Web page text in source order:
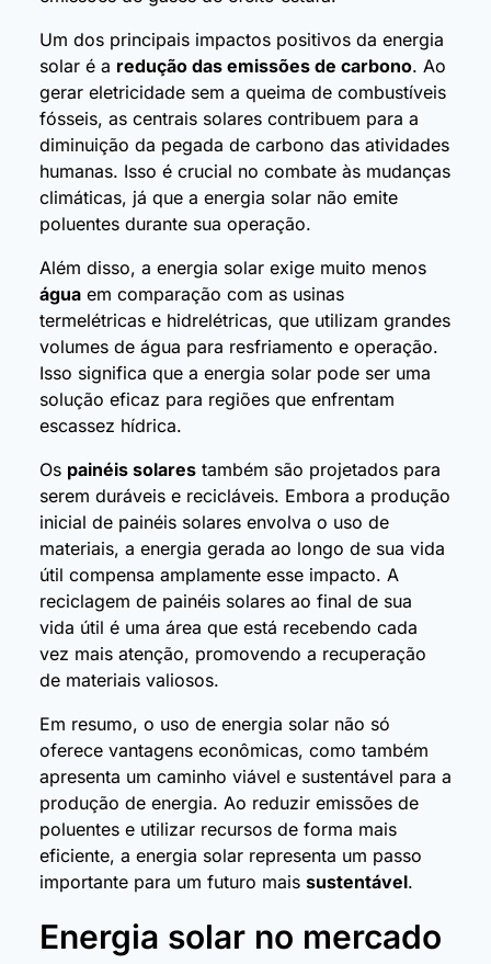
Um dos principais impactos positivos da energia
solar é a redução das emissões de carbono. Ao
gerar eletricidade sem a queima de combustíveis
fósseis, as centrais solares contribuem para a
diminuição da pegada de carbono das atividades
humanas. Isso é crucial no combate às mudanças
climáticas, já que a energia solar não emite
poluentes durante sua operação.
Além disso, a energia solar exige muito menos
águaem comparação com as usinas
termelétricas e hidrelétricas, que utilizam grandes
volumes de água para resfriamento e operação.
Isso significa que a energia solar pode ser uma
solução eficaz para regiões que enfrentam
escassez hídrica.
Os painéis solarestambém são projetados para
serem duráveis e recicláveis. Embora a produção
inicial de painéis solares envolva o uso de
materiais, a energia gerada ao longo de sua vida
útil compensa amplamente esse impacto. A
reciclagem de painéis solares ao final de sua
vida útil é uma área que está recebendo cada
vez mais atenção, promovendo a recuperação
de materiais valiosos.
Em resumo, o uso de energia solar não só
oferece vantagens econômicas, como também
apresenta um caminho viável e sustentável para a
produção de energia. Ao reduzir emissões de
poluentes e utilizar recursos de forma mais
eficiente, a energia solar representa um passo
importante para um futuro mais sustentável.
Energia solar no mercado